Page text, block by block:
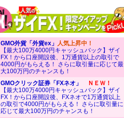
GMO外貨「外貨ex」 人気上昇中！
【最大100万4000円キャッシュバック】ザイ
FX！から口座開設後、1万通貨以上の取引で
4000円がもらえる！ さらに取引量に応じて最
大100万円のチャンスも！
GMOクリック証券「FXネオ」
ＮＥＷ！
【最大100万4000円キャッシュバック】ザイ
FX！から口座開設後、FXネオで1万通貨以上
の取引で4000円がもらえる！ さらに取引量に
応じて最大100万円のチャンスも！